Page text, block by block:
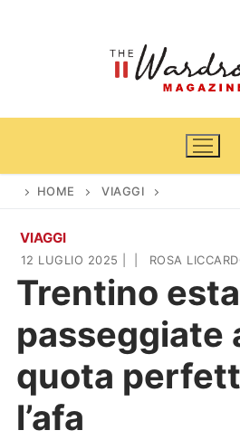
Home
News
Cinema e TV
Casa & Giardino
Arredamento
Piante e fiori
DIY
Lifestyle
HOME VIAGGI
VIAGGI
12 LUGLIO 2025 ROSA
Trentino
passeggiate
quota
l’afa